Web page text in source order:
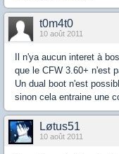
t0m4t0
10 août 2011
Il n'ya aucun interet à
que le CFW 3.60+ n'est
Un dual boot n'est
sinon cela entraine une
Løtus51
10 août 2011